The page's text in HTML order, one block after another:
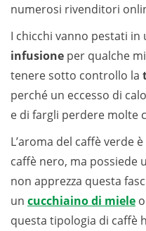
numerosi rivenditori
I chicchi vanno pestati
infusione per qualche
tenere sotto controllo la
perché un eccesso di
e di fargli perdere molte
L’aroma del caffè verde
caffè nero, ma possiede
non apprezza questa
un cucchiaino di miele
questa tipologia di caffè